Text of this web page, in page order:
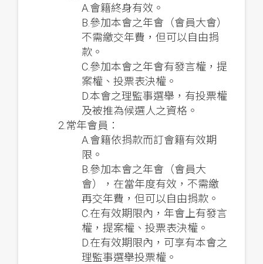
A.會籍終身有效。
B.參加本會之年會（會員大會）
不需繳交年費，但可以自由捐
款。
C.參加本會之年會有發言權，提
案權、投票表決權。
D.本會之理監事選舉，有投票權
及被推為候選人之資格。
2.常年會員：
A.會籍依捐款而訂會籍有效期
限。
B.參加本會之年會（會員大
會），在當年度有效，不需繳
再交年費，但可以自由捐款。
C.在有效期限內，年會上有發言
權，提案權、投票表決權。
D.在有效期限內，可享有本會之
理監事選舉投票權。